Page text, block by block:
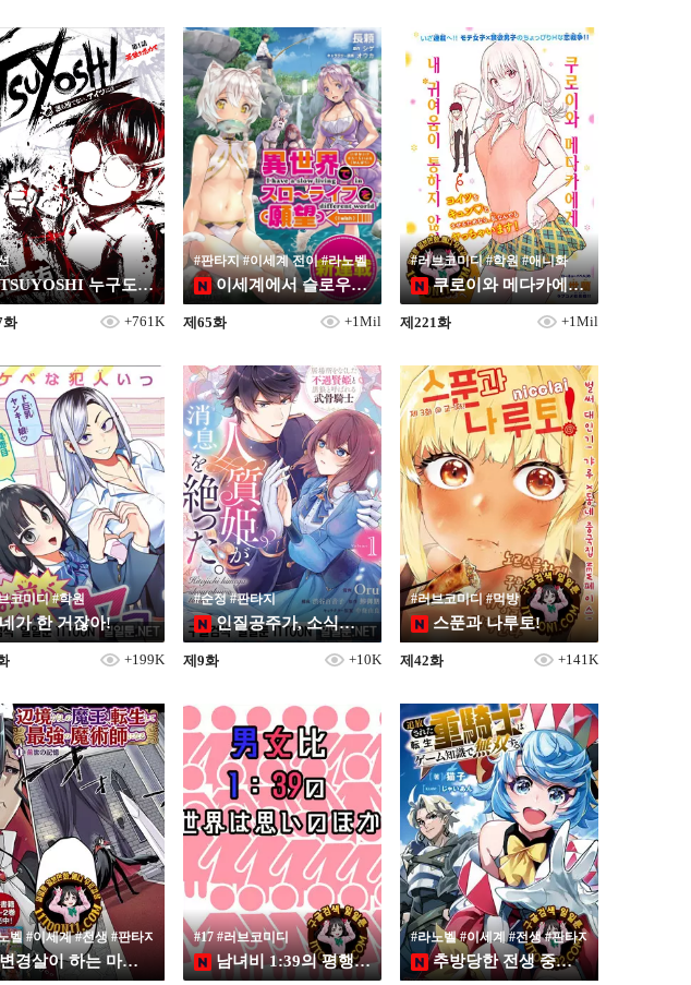
TSUYOSHI 누구도 이기지 못해, 녀석한테는
화 +761K
#판타지 #이세계 전이 #라노벨
이세계에서 슬로우 라이프를 (희망)
제65화 +1Mil
#러브코미디 #학원 #애니화
쿠로이와 메다카에게 내 귀여움이 통하지 않아
제221화 +1Mil
코미디 #학원
네가 한 거잖아!
+199K
#순정 #판타지
인질공주가, 소식을 끊었다
제9화 +10K
#러브코미디 #먹방
스푼과 나루토!
제42화 +141K
벨 #이세계 #전생 #판타지
변경살이 하는 마왕, 전생해서 최강의 마술사가 된다
19
#17 #러브코미디
남녀비 1:39의 평행세계는 의외로 평범
#라노벨 #이세계 #전생 #판타지
추방당한 전생 중기사는 게임 지식으로 무쌍한다